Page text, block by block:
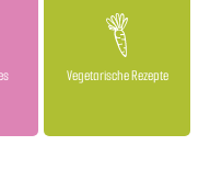
Vegetarische Rezepte